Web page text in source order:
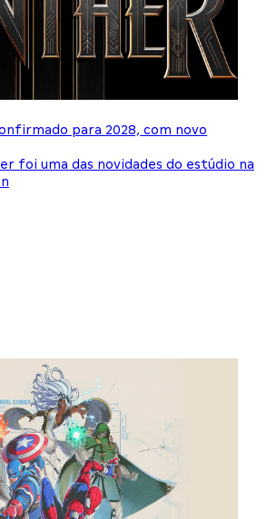
para 2028, com novo
foi uma das novidades do estúdio na